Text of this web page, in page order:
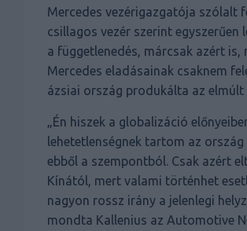
Mercedes vezérigazgatója szólalt
csillagos vezér szerint egyszerűen
a függetlenedés, márcsak azért is,
Mercedes eladásainak csaknem
ázsiai ország produkálta az elmúlt
„Én hiszek a globalizáció
lehetetlenségnek tartom az
ebből a szempontból. Csak azért
Kínától, mert valami történhet
nagyon rossz irány a jelenlegi
mondta Kallenius az Automotive